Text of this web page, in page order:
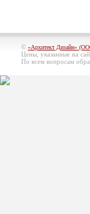
© «Архитект Дизайн»
Цены, указанные на
По всем вопросам